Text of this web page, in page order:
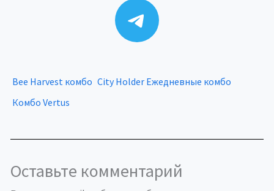
Telegram
Bee Harvest комбо City Holder Ежедневные комбо
Комбо Vertus
Оставьте комментарий